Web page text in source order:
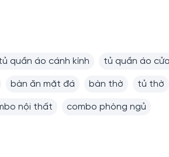
quần áo cánh kính tủ quần áo
bàn ăn mặt đá bàn thờ tủ thờ
nội thất combo phòng ngủ